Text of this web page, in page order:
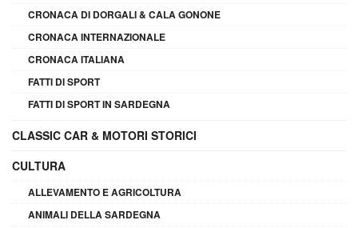
CRONACA DI DORGALI & CALA GONONE
CRONACA INTERNAZIONALE
CRONACA ITALIANA
FATTI DI SPORT
FATTI DI SPORT IN SARDEGNA
CLASSIC CAR & MOTORI STORICI
CULTURA
ALLEVAMENTO E AGRICOLTURA
ANIMALI DELLA SARDEGNA